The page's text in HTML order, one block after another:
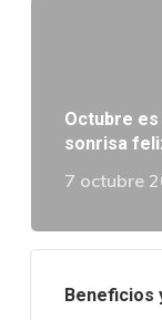
Octubre
sonrisa
7 octubre
Beneficios